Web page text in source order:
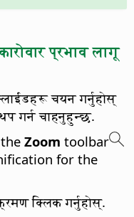
प्रभाव लागू
चयन गर्नुहोस्
गर्न चाहनुहुन्छ.
Zoom toolbar
for the
क्लिक गर्नुहोस्.